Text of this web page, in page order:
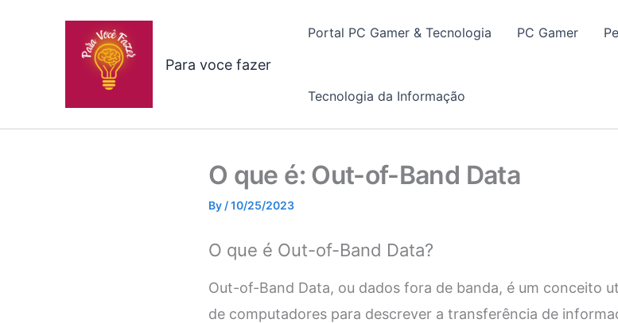
Para voce fazer
Portal PC Gamer & Tecnologia PC Gamer
Tecnologia da Informação
O que é: Out-of-Band Data
By /10/25/2023
O que é Out-of-Band Data?
Out-of-Band Data, ou dados fora de banda, é um conceito
de computadores para descrever a transferência de